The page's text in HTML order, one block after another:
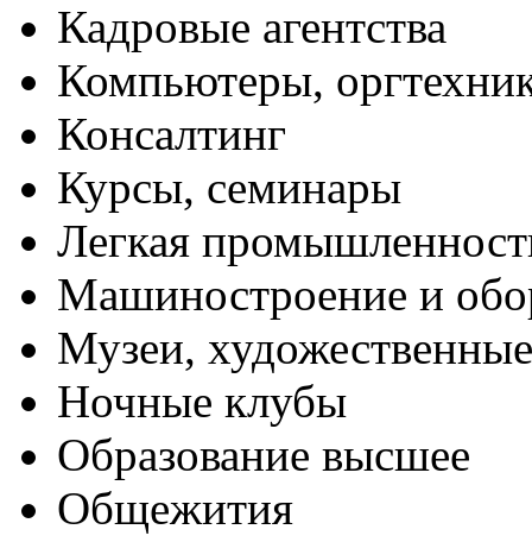
Кадровые агентства
Компьютеры,
Консалтинг
Курсы, семинары
Легкая
Машиностроение и
Музеи,
Ночные клубы
Образование высшее
Общежития